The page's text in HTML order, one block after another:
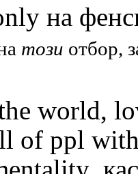
на
този отбор,
world,
ppl with